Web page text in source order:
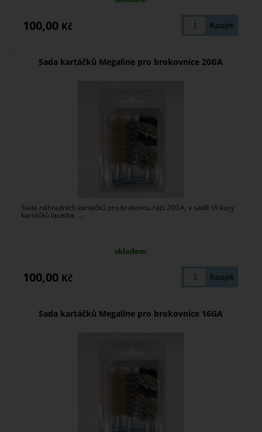
100,00 Kč
Sada kartáčků Megaline pro brokovnice 20GA
Sada náhradních kartáčků pro brokovou ráži 20GA, v sadě tři kusy
kartáčků lacetka, ...
skladem
100,00 Kč
Sada kartáčků Megaline pro brokovnice 16GA